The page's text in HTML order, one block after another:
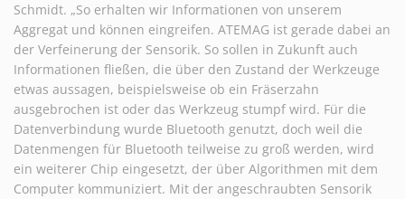
Schmidt. „So erhalten wir Informationen von unserem
Aggregat und können eingreifen. ATEMAG ist gerade dabei an
der Verfeinerung der Sensorik. So sollen in Zukunft auch
Informationen fließen, die über den Zustand der Werkzeuge
etwas aussagen, beispielsweise ob ein Fräserzahn
ausgebrochen ist oder das Werkzeug stumpf wird. Für die
Datenverbindung wurde Bluetooth genutzt, doch weil die
Datenmengen für Bluetooth teilweise zu groß werden, wird
ein weiterer Chip eingesetzt, der über Algorithmen mit dem
Computer kommuniziert. Mit der angeschraubten Sensorik